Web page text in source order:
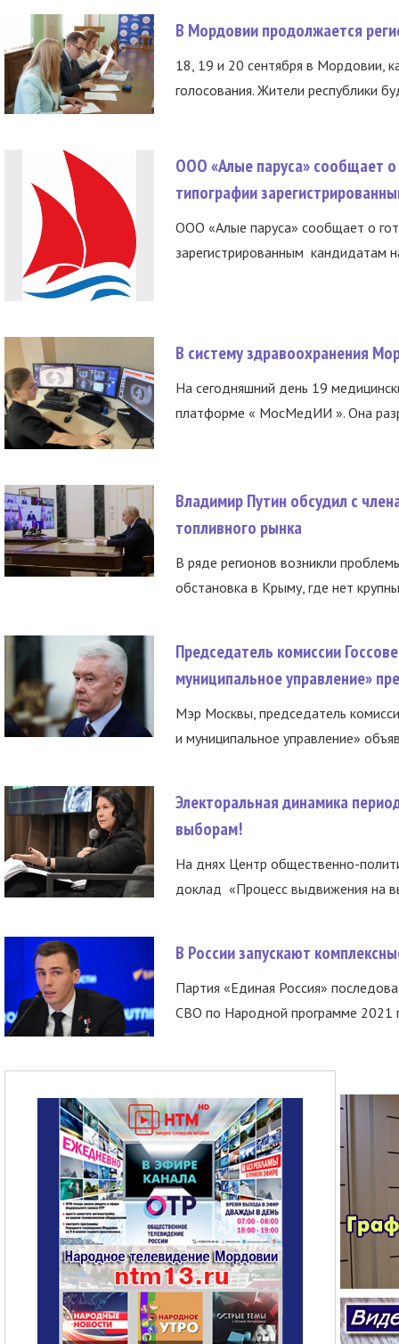
В Мордовии продолжается
18, 19 и 20 сентября в Мордовии,
голосования. Жители республики
ООО «Алые паруса» сообщает о
типографии
ООО «Алые паруса» сообщает о
зарегистрированным кандидатам
В систему здравоохранения
На сегодняшний день 19
платформе « МосМедИИ ». Она
Владимир Путин обсудил с
топливного рынка
В ряде регионов возникли
обстановка в Крыму, где нет
Председатель комиссии
муниципальное управление»
Мэр Москвы, председатель
и муниципальное управление»
Электоральная динамика
выборам!
На днях Центр общественно-
доклад «Процесс выдвижения на
В России запускают
Партия «Единая Россия»
СВО по Народной программе 2021